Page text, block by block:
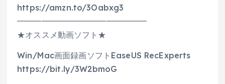
https://amzn.to/3Oabxg3
━━━━━━━━━━━━━━━━
★オススメ動画ソフト★
Win/Mac画面録画ソフトEaseUS RecExperts
https://bit.ly/3W2bmoG